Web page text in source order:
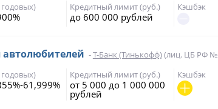
годовых) Кредитный лимит (руб.)
до 600 000 рублей
Кэшбэк
автолюбителей -Т-Банк (Тинькофф)(лиц. ЦБ РФ
годовых)
61,999%
Кредитный лимит (руб.)
от 5 000 до 1 000 000
рублей
Кэшбэк